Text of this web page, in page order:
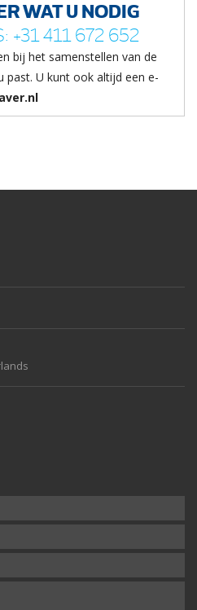
WAT U NODIG
+31 411 672 652
bij het samenstellen van de
past. U kunt ook altijd een e-